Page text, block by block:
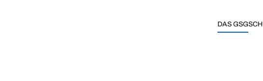
DAS GSG